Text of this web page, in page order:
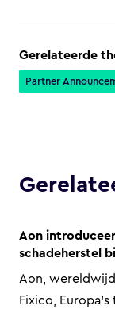
Gerelateerde
Partner
Aon
schadeherstel
Aon,
Fixico,